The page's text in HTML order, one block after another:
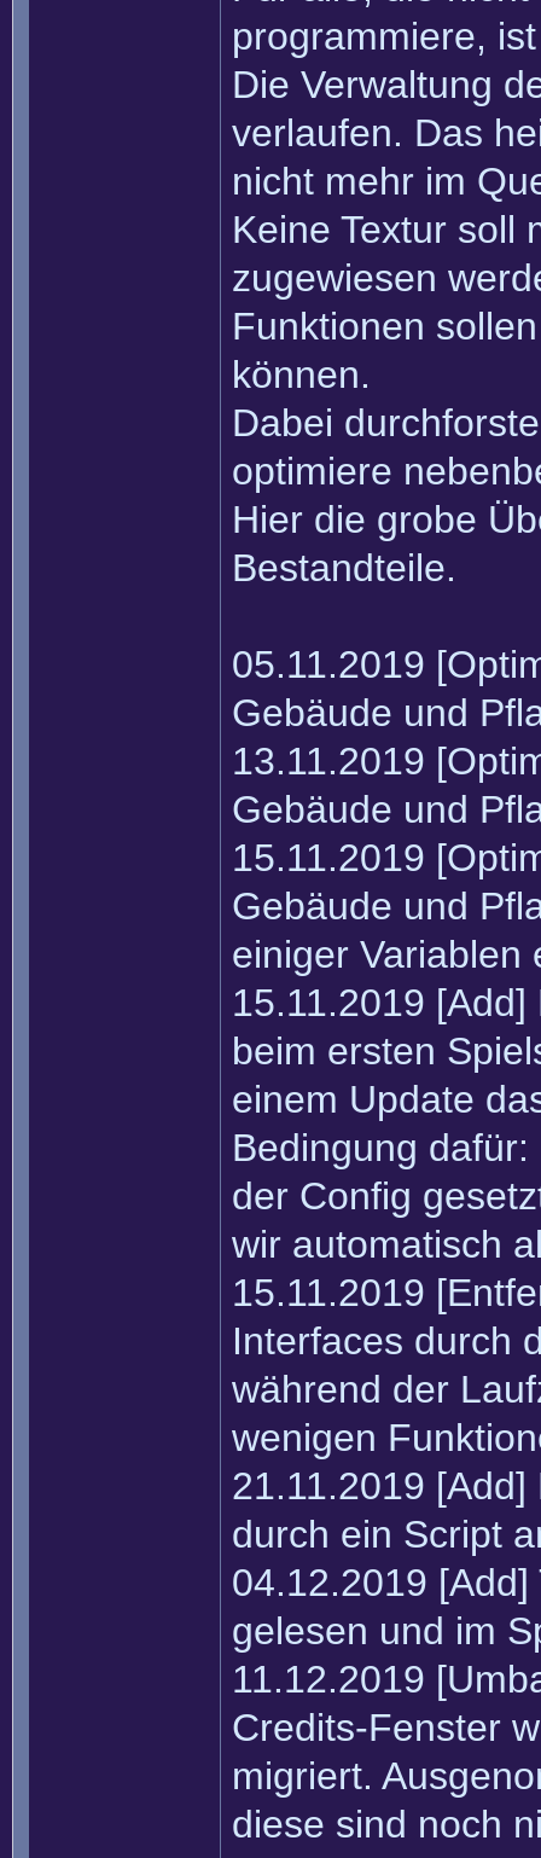
programmiere,
Die Verwaltung
verlaufen. Das
nicht mehr im
Keine Textur soll
zugewiesen
Funktionen
können.
Dabei
optimiere
Hier die grobe
Bestandteile.
05.11.2019
Gebäude und
13.11.2019
Gebäude und
15.11.2019
Gebäude und
einiger Variablen
15.11.2019
beim ersten
einem Update
Bedingung
der Config
wir automatisch
15.11.2019
Interfaces durch
während der
wenigen
21.11.2019
durch ein Script
04.12.2019
gelesen und im
11.12.2019
Credits-Fenster
migriert.
diese sind noch